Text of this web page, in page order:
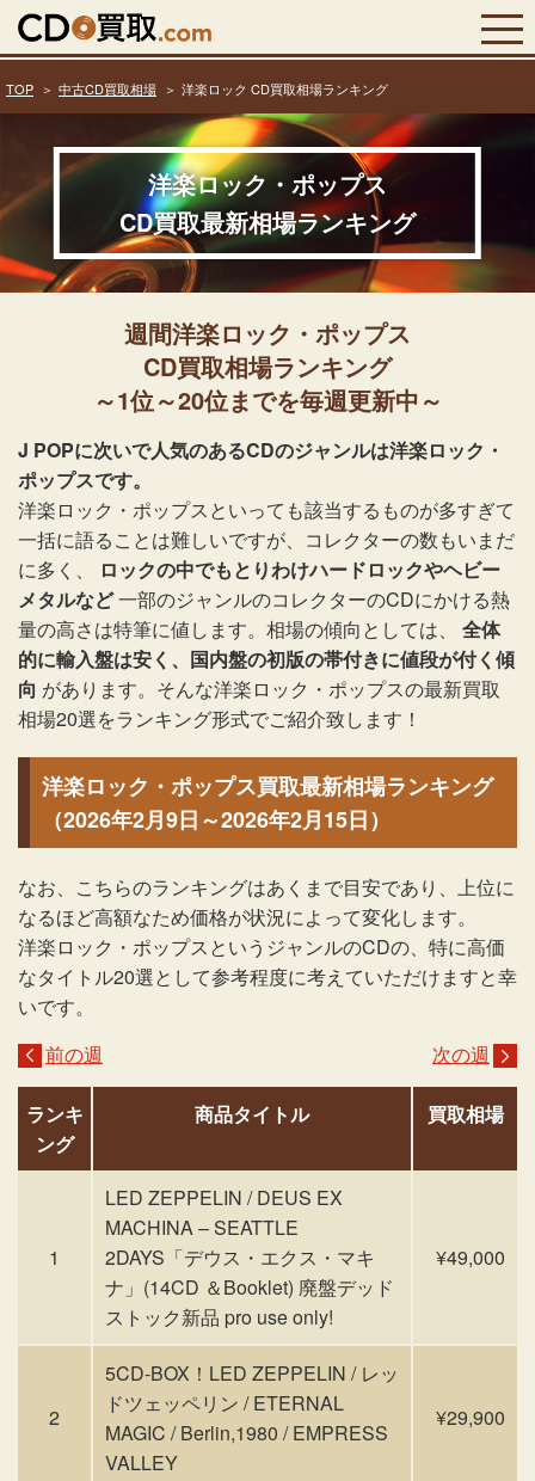
TOP 中古CD買取相場 洋楽ロック CD買取相場ランキング
洋楽ロック・ポップス
CD買取最新相場ランキング
週間洋楽ロック・ポップス
CD買取相場ランキング
～1位～20位までを毎週更新中～
J POPに次いで人気のあるCDのジャンルは洋楽ロック・
ポップスです。
洋楽ロック・ポップスといっても該当するものが多すぎて
一括に語ることは難しいですが、コレクターの数もいまだ
に多く、
ロックの中でもとりわけハードロックやヘビー
メタルなど一部のジャンルのコレクターのCDにかける熱
量の高さは特筆に値します。相場の傾向としては、
全体
的に輸入盤は安く、国内盤の初版の帯付きに値段が付く傾
向 があります。そんな洋楽ロック・ポップスの最新買取
相場20選をランキング形式でご紹介致します！
洋楽ロック・ポップス買取最新相場ランキング
（2026年2月9日～2026年2月15日）
なお、こちらのランキングはあくまで目安であり、上位に
なるほど高額なため価格が状況によって変化します。
洋楽ロック・ポップスというジャンルのCDの、特に高価
なタイトル20選として参考程度に考えていただけますと幸
いです。
前の週
次の週
ランキ
ング
商品タイトル 買取相場
1
LED ZEPPELIN / DEUS EX
MACHINA – SEATTLE
2DAYS「デウス・エクス・マキ
ナ」(14CD ＆Booklet) 廃盤デッド
ストック新品 pro use only!
¥49,000
2
5CD-BOX！LED ZEPPELIN / レッ
ドツェッペリン / ETERNAL
MAGIC / Berlin,1980 / EMPRESS
VALLEY
¥29,900